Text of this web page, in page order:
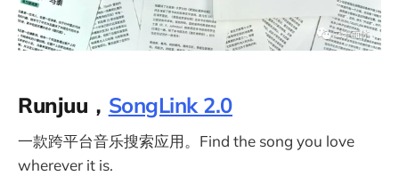
Runjuu， SongLink 2.0
一款跨平台音乐搜索应用。Find the song you love
wherever it is.